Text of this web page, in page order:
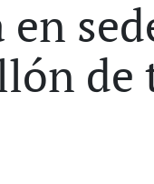
de